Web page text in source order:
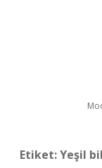
Etiket:Yeşil